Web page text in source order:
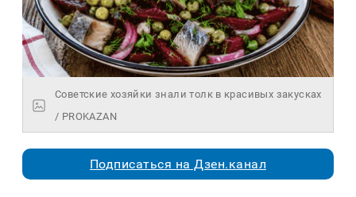
Советские хозяйки знали толк в красивых закусках
/ PROKAZAN
Подписаться на Дзен.канал